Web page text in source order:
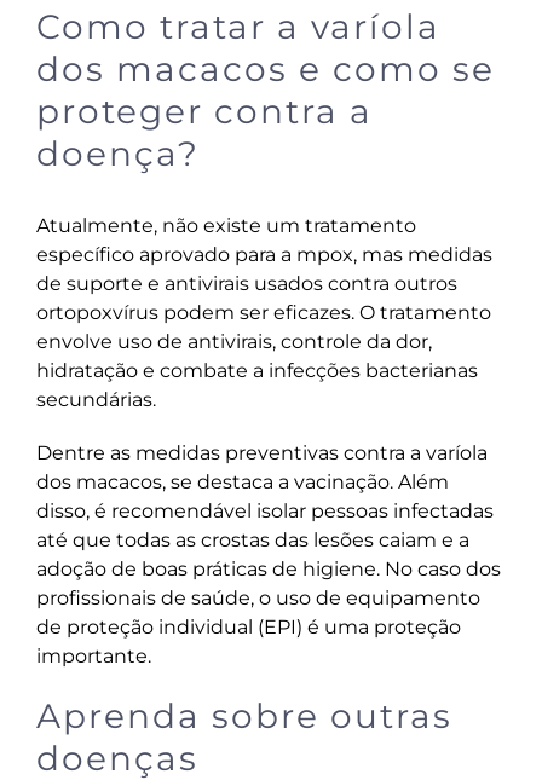
Como tratar a varíola
dos macacos e como se
proteger contra a
doença?
Atualmente, não existe um tratamento
específico aprovado para a mpox, mas medidas
de suporte e antivirais usados contra outros
ortopoxvírus podem ser eficazes. O tratamento
envolve uso de antivirais, controle da dor,
hidratação e combate a infecções bacterianas
secundárias.
Dentre as medidas preventivas contra a varíola
dos macacos, se destaca a vacinação. Além
disso, é recomendável isolar pessoas infectadas
até que todas as crostas das lesões caiam e a
adoção de boas práticas de higiene. No caso dos
profissionais de saúde, o uso de equipamento
de proteção individual (EPI) é uma proteção
importante.
Aprenda sobre outras
doenças